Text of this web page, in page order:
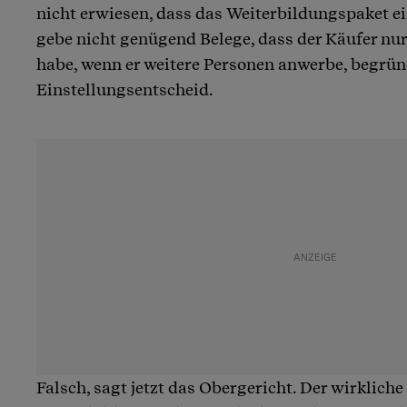
nicht erwiesen, dass das Weiterbildungspaket
gebe nicht genügend Belege, dass der Käufer
habe, wenn er weitere Personen anwerbe,
Einstellungsentscheid.
Falsch, sagt jetzt das Obergericht. Der wirkliche